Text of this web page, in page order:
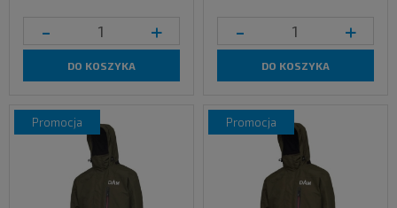
- +
DO KOSZYKA
- +
DO KOSZYKA
promocja promocja